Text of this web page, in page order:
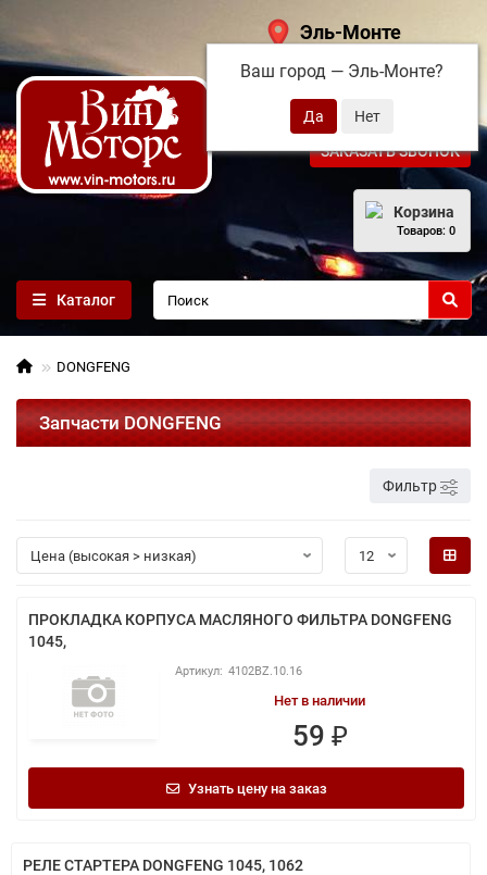
Эль-Монте
Ваш город — Эль-Монте?
+7 (495) 108-68-71
ЗАКАЗАТЬ ЗВОНОК
Корзина
Товаров: 0
Каталог
DONGFENG
Запчасти DONGFENG
Фильтр
ПРОКЛАДКА КОРПУСА МАСЛЯНОГО ФИЛЬТРА DONGFENG
1045,
4102BZ.10.16
Нет в наличии
59 ₽
Узнать цену на заказ
РЕЛЕ СТАРТЕРА DONGFENG 1045, 1062